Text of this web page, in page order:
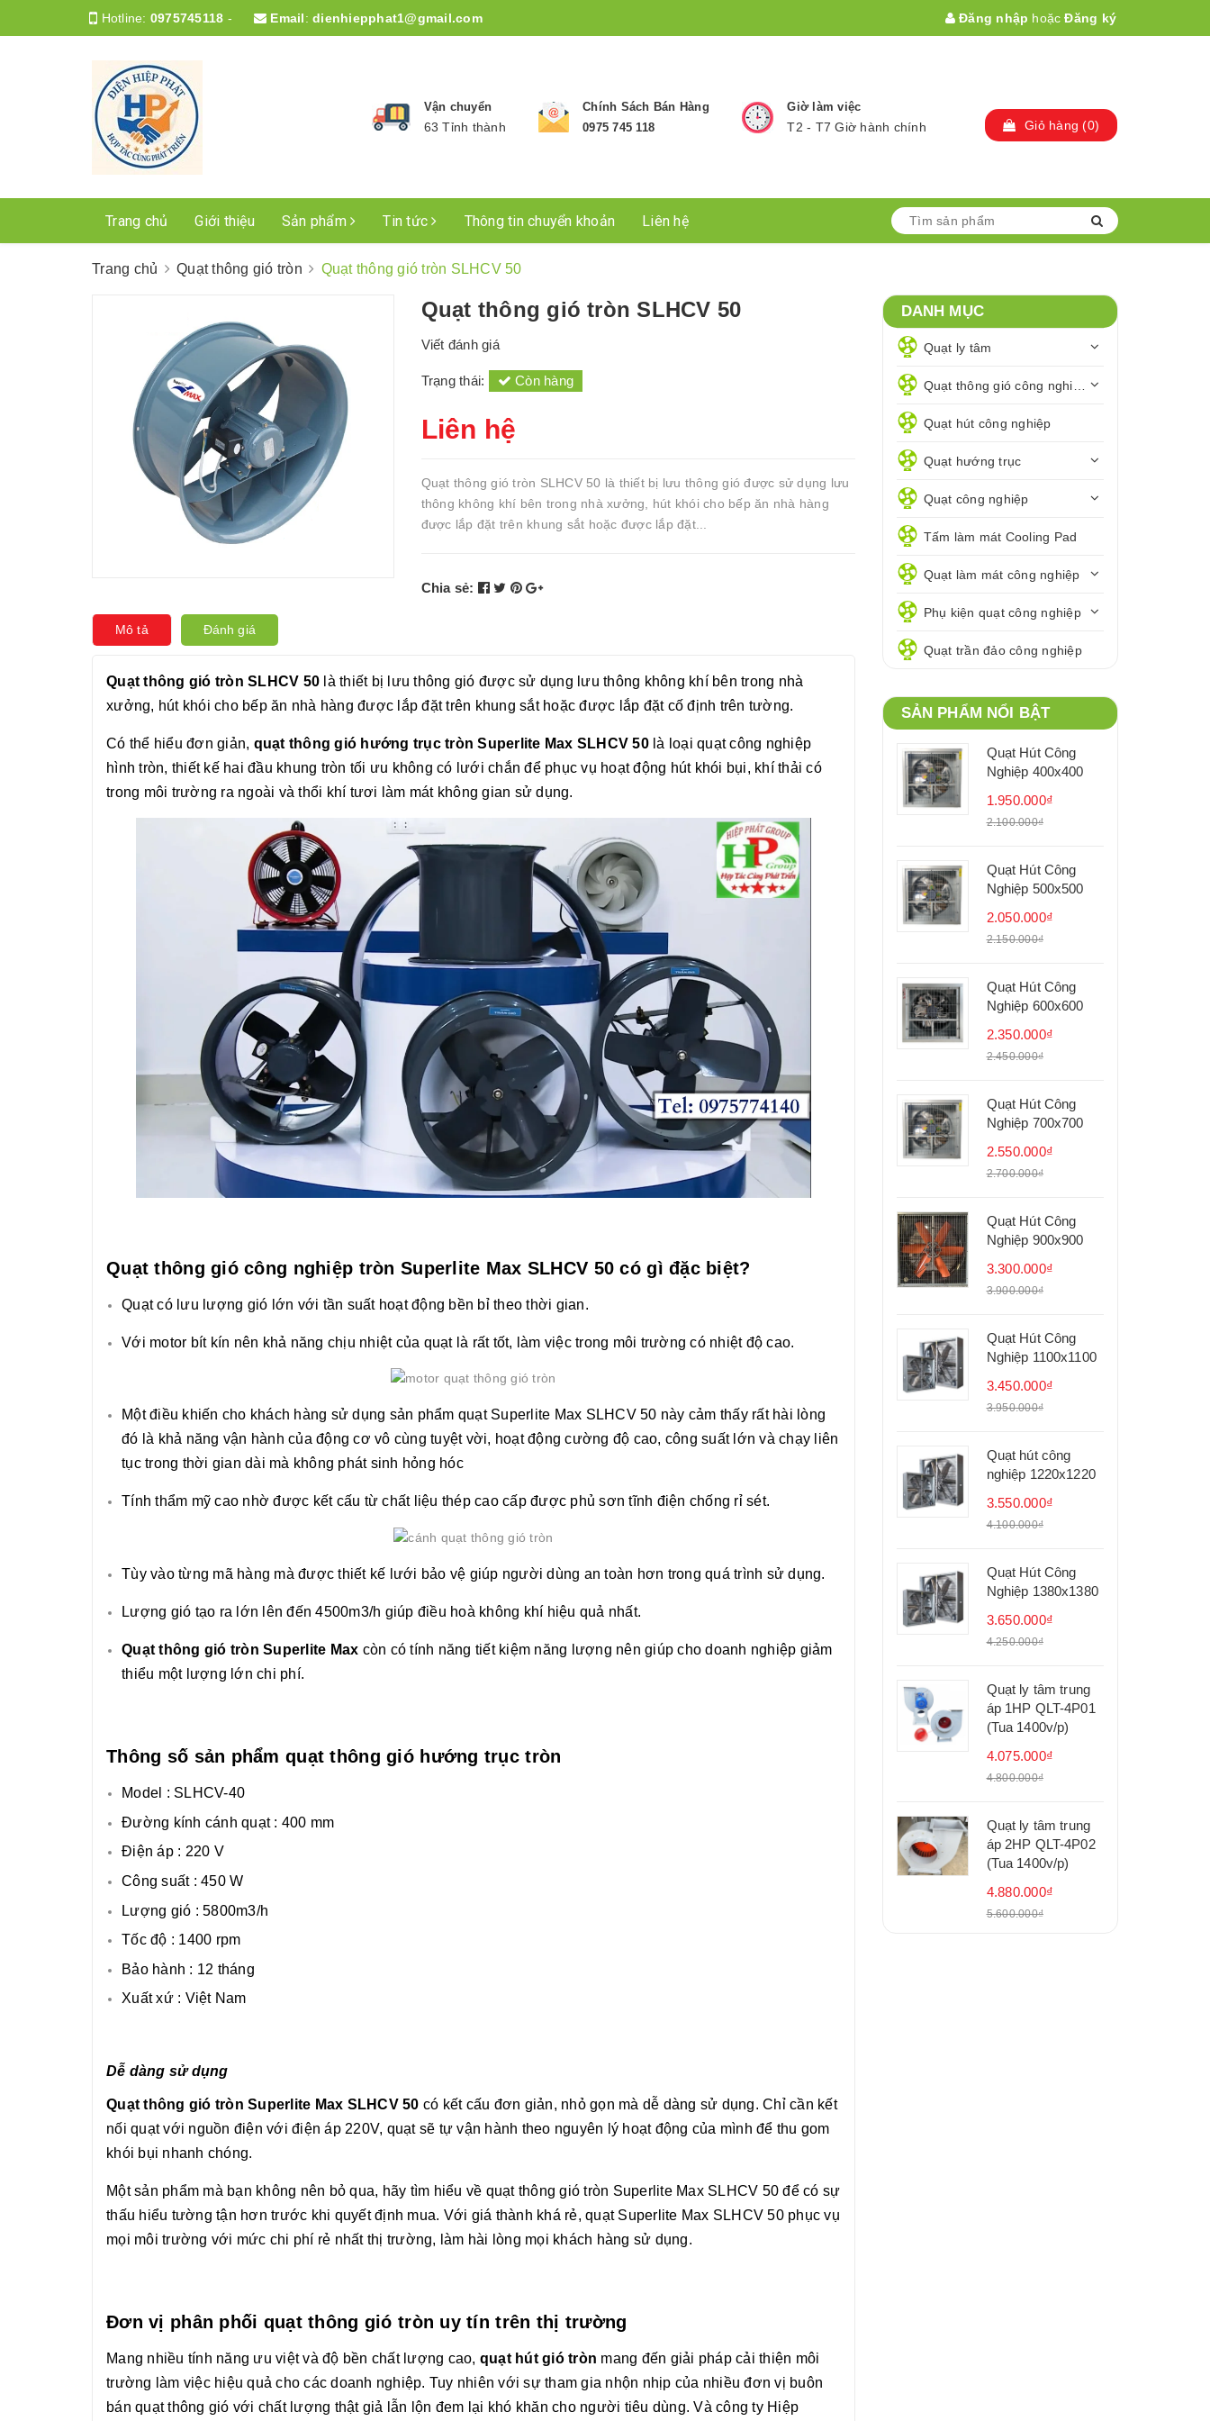
Hotline: 0975745118 - Email: dienhiepphat1@gmail.com Đăng nhập hoặc Đăng ký
Vận chuyển
63 Tỉnh thành
Chính Sách Bán Hàng
0975 745 118
Giờ làm việc
T2 - T7 Giờ hành chính Giỏ hàng (0)
Trang chủ Giới thiệu Sản phẩm Tin tức Thông tin chuyển khoản Liên hệ
Trang chủ Quạt thông gió tròn Quạt thông gió tròn SLHCV 50
Quạt thông gió tròn SLHCV 50
Viết đánh giá
Trạng thái: Còn hàng
Liên hệ
Quạt thông gió tròn SLHCV 50 là thiết bị lưu thông gió được sử dụng lưu
thông không khí bên trong nhà xưởng, hút khói cho bếp ăn nhà hàng
được lắp đặt trên khung sắt hoặc được lắp đặt...
Chia sẻ:
Mô tả Đánh giá
Quạt thông gió tròn SLHCV 50 là thiết bị lưu thông gió được sử dụng lưu thông không khí bên trong nhà
xưởng, hút khói cho bếp ăn nhà hàng được lắp đặt trên khung sắt hoặc được lắp đặt cố định trên tường.
Có thể hiểu đơn giản, quạt thông gió hướng trục tròn Superlite Max SLHCV 50là loại quạt công nghiệp
hình tròn, thiết kế hai đầu khung tròn tối ưu không có lưới chắn để phục vụ hoạt động hút khói bụi, khí thải có
trong môi trường ra ngoài và thổi khí tươi làm mát không gian sử dụng.
Quạt thông gió công nghiệp tròn Superlite Max SLHCV 50 có gì đặc biệt?
Quạt có lưu lượng gió lớn với tần suất hoạt động bền bỉ theo thời gian.
Với motor bít kín nên khả năng chịu nhiệt của quạt là rất tốt, làm việc trong môi trường có nhiệt độ cao.
Một điều khiến cho khách hàng sử dụng sản phẩm quạt Superlite Max SLHCV 50 này cảm thấy rất hài lòng
đó là khả năng vận hành của động cơ vô cùng tuyệt vời, hoạt động cường độ cao, công suất lớn và chạy liên
tục trong thời gian dài mà không phát sinh hỏng hóc
Tính thẩm mỹ cao nhờ được kết cấu từ chất liệu thép cao cấp được phủ sơn tĩnh điện chống rỉ sét.
Tùy vào từng mã hàng mà được thiết kế lưới bảo vệ giúp người dùng an toàn hơn trong quá trình sử dụng.
Lượng gió tạo ra lớn lên đến 4500m3/h giúp điều hoà không khí hiệu quả nhất.
Quạt thông gió tròn Superlite Max còn có tính năng tiết kiệm năng lượng nên giúp cho doanh nghiệp giảm
thiểu một lượng lớn chi phí.
Thông số sản phẩm quạt thông gió hướng trục tròn
Model : SLHCV-40
Đường kính cánh quạt : 400 mm
Điện áp : 220 V
Công suất : 450 W
Lượng gió : 5800m3/h
Tốc độ : 1400 rpm
Bảo hành : 12 tháng
Xuất xứ : Việt Nam
Dễ dàng sử dụng
Quạt thông gió tròn Superlite Max SLHCV 50 có kết cấu đơn giản, nhỏ gọn mà dễ dàng sử dụng. Chỉ cần kết
nối quạt với nguồn điện với điện áp 220V, quạt sẽ tự vận hành theo nguyên lý hoạt động của mình để thu gom
khói bụi nhanh chóng.
Một sản phẩm mà bạn không nên bỏ qua, hãy tìm hiểu về quạt thông gió tròn Superlite Max SLHCV 50 để có sự
thấu hiểu tường tận hơn trước khi quyết định mua. Với giá thành khá rẻ, quạt Superlite Max SLHCV 50 phục vụ
mọi môi trường với mức chi phí rẻ nhất thị trường, làm hài lòng mọi khách hàng sử dụng.
Đơn vị phân phối quạt thông gió tròn uy tín trên thị trường
Mang nhiều tính năng ưu việt và độ bền chất lượng cao, quạt hút gió tròn mang đến giải pháp cải thiện môi
trường làm việc hiệu quả cho các doanh nghiệp. Tuy nhiên với sự tham gia nhộn nhịp của nhiều đơn vị buôn
bán quạt thông gió với chất lượng thật giả lẫn lộn đem lại khó khăn cho người tiêu dùng. Và công ty Hiệp
DANH MỤC
Quạt ly tâm
Quạt hút công nghiệp
Quạt hướng trục
Quạt công nghiệp
Tấm làm mát Cooling Pad
Quạt làm mát công nghiệp
Phụ kiện quạt công nghiệp
Quạt trần đảo công nghiệp
SẢN PHẨM NỔI BẬT
Quạt Hút Công
Nghiệp 400x400
1.950.000₫
2.100.000₫
Quạt Hút Công
Nghiệp 500x500
2.050.000₫
2.150.000₫
Quạt Hút Công
Nghiệp 600x600
2.350.000₫
2.450.000₫
Quạt Hút Công
Nghiệp 700x700
2.550.000₫
2.700.000₫
Quạt Hút Công
Nghiệp 900x900
3.300.000₫
3.900.000₫
Quạt Hút Công
Nghiệp 1100x1100
3.450.000₫
3.950.000₫
Quạt hút công
nghiệp 1220x1220
3.550.000₫
4.100.000₫
Quạt Hút Công
Nghiệp 1380x1380
3.650.000₫
4.250.000₫
Quạt ly tâm trung
áp 1HP QLT-4P01
(Tua 1400v/p)
4.075.000₫
4.800.000₫
Quạt ly tâm trung
áp 2HP QLT-4P02
(Tua 1400v/p)
4.880.000₫
5.600.000₫